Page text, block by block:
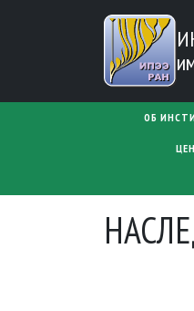
Перейти к основному
MAINОБ